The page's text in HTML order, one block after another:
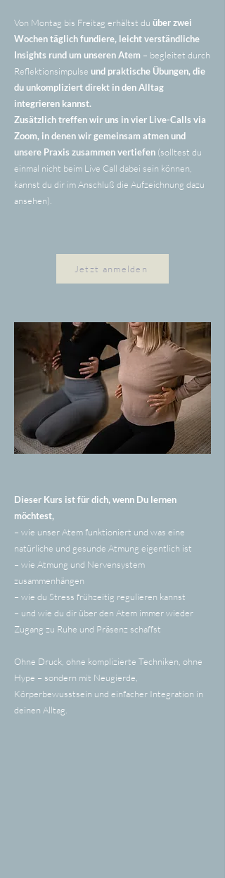
Von Montag bis Freitag erhältst du über zwei
Wochen täglich fundiere, leicht verständliche
Insights rund um unseren Atem – begleitet durch
Reflektionsimpulse und praktische Übungen, die
du unkompliziert direkt in den Alltag
integrieren kannst.
Zusätzlich treffen wir uns in vier Live-Calls via
Zoom, in denen wir gemeinsam atmen und
unsere Praxis zusammen vertiefen (solltest du
einmal nicht beim Live Call dabei sein können,
kannst du dir im Anschluß die Aufzeichnung dazu
ansehen).
Jetzt anmelden
Dieser Kurs ist für dich, wenn Du lernen
möchtest,
– wie unser Atem funktioniert und was eine
natürliche und gesunde Atmung eigentlich ist
– wie Atmung und Nervensystem
zusammenhängen
– wie du Stress frühzeitig regulieren kannst
– und wie du dir über den Atem immer wieder
Zugang zu Ruhe und Präsenz schaffst
Ohne Druck, ohne komplizierte Techniken, ohne
Hype – sondern mit Neugierde,
Körperbewusstsein und einfacher Integration in
deinen Alltag.